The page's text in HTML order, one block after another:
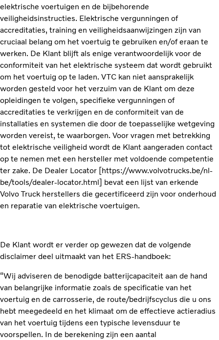
elektrische voertuigen en de bijbehorende
veiligheidsinstructies. Elektrische vergunningen of
accreditaties, training en veiligheidsaanwijzingen zijn van
cruciaal belang om het voertuig te gebruiken en/of eraan te
werken. De Klant blijft als enige verantwoordelijk voor de
conformiteit van het elektrische systeem dat wordt gebruikt
om het voertuig op te laden. VTC kan niet aansprakelijk
worden gesteld voor het verzuim van de Klant om deze
opleidingen te volgen, specifieke vergunningen of
accreditaties te verkrijgen en de conformiteit van de
installaties en systemen die door de toepasselijke wetgeving
worden vereist, te waarborgen. Voor vragen met betrekking
tot elektrische veiligheid wordt de Klant aangeraden contact
op te nemen met een hersteller met voldoende competentie
ter zake. De Dealer Locator [https://www.volvotrucks.be/nl-
be/tools/dealer-locator.html] bevat een lijst van erkende
Volvo Truck herstellers die gecertificeerd zijn voor onderhoud
en reparatie van elektrische voertuigen.
De Klant wordt er verder op gewezen dat de volgende
disclaimer deel uitmaakt van het ERS-handboek:
“Wij adviseren de benodigde batterijcapaciteit aan de hand
van belangrijke informatie zoals de specificatie van het
voertuig en de carrosserie, de route/bedrijfscyclus die u ons
hebt meegedeeld en het klimaat om de effectieve actieradius
van het voertuig tijdens een typische levensduur te
voorspellen. In de berekening zijn een aantal